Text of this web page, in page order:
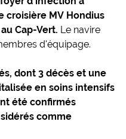
croisière MV Hondius
Cap-Vert. Le navire
d'équipage.
dont 3 décès et une
en soins intensifs
été confirmés
comme